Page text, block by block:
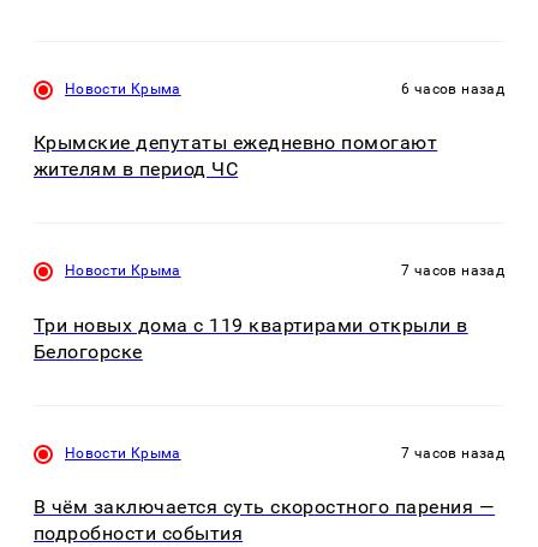
Новости Крыма 6 часов назад
Крымские депутаты ежедневно помогают
жителям в период ЧС
Новости Крыма 7 часов назад
Три новых дома с 119 квартирами открыли в
Белогорске
Новости Крыма 7 часов назад
В чём заключается суть скоростного парения —
подробности события